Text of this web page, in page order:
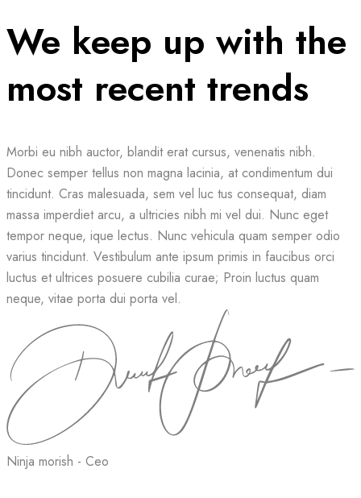
We keep up with the
most recent trends
Morbi eu nibh auctor, blandit erat cursus, venenatis nibh.
Donec semper tellus non magna lacinia, at condimentum dui
tincidunt. Cras malesuada, sem vel luc tus consequat, diam
massa imperdiet arcu, a ultricies nibh mi vel dui. Nunc eget
tempor neque, ique lectus. Nunc vehicula quam semper odio
varius tincidunt. Vestibulum ante ipsum primis in faucibus orci
luctus et ultrices posuere cubilia curae; Proin luctus quam
neque, vitae porta dui porta vel.
Ninja morish - Ceo